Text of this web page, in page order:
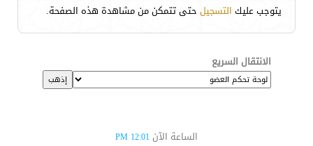
يتوجب عليك التسجيل حتى تتمكن من مشاهدة هذه الصفحة.
الانتقال السريع
الساعة الآن 12:01 PM